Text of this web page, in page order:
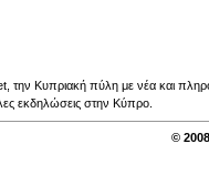
Κυπριακή πύλη με νέα και
εκδηλώσεις στην Κύπρο.
©